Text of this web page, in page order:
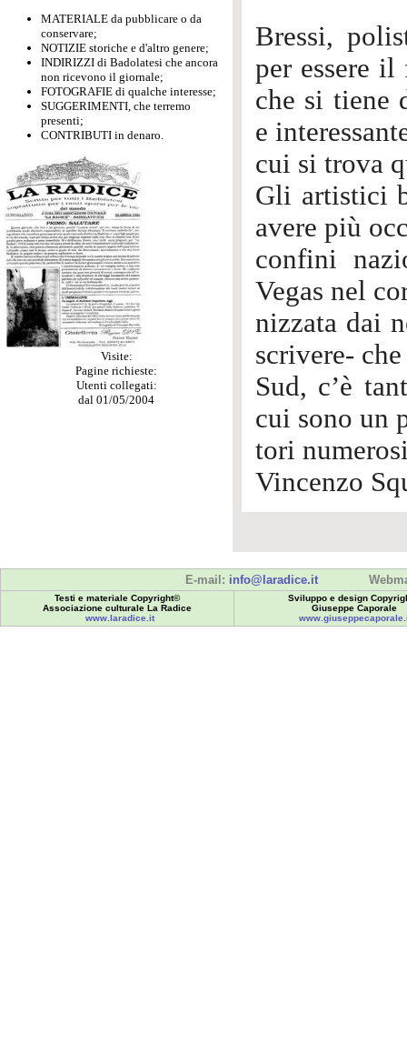
MATERIALE da pubblicare o da
conservare;
NOTIZIE storiche e d'altro genere;
INDIRIZZI di Badolatesi che ancora
non ricevono il giornale;
FOTOGRAFIE di qualche interesse;
SUGGERIMENTI, che terremo
presenti;
CONTRIBUTI in denaro.
Visite:
Pagine richieste:
Utenti collegati:
dal 01/05/2004
Bressi,
per essere
che si tiene
e
cui si trova
Gli artistici
avere più
confini
Vegas nel
nizzata dai
scrivere-
Sud, c’è
cui sono un
tori
Vincenzo
E-mail: info@laradice.it
Testi e materiale Copyright©
Associazione culturale La Radice
www.laradice.it
Sviluppo e design
Giuseppe Caporale